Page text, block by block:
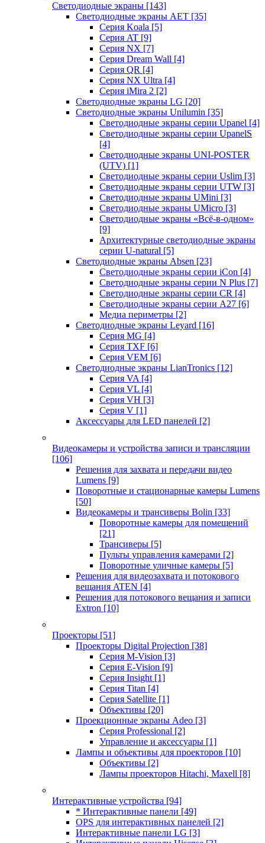
Светодиодные экраны [143]
Светодиодные экраны AET [35]
Cерия Koala [5]
Серия AT [9]
Серия NX [7]
Серия Dream Wall [4]
Серия QR [4]
Серия NX Ultra [4]
Серия iMira 2 [2]
Светодиодные экраны LG [20]
Светодиодные экраны Unilumin [35]
Светодиодные экраны серии Upanel [4]
Светодиодные экраны серии UpanelS
[4]
Светодиодные экраны UNI-POSTER
(UTV) [1]
Светодиодные экраны серии Uslim [3]
Светодиодные экраны серии UTW [3]
Светодиодные экраны UMini [3]
Светодиодные экраны UMicro [3]
Светодиодные экраны «Всё-в-одном»
[9]
Архитектурные светодиодные экраны
серии U-natural [5]
Светодиодные экраны Absen [23]
Светодиодные экраны серии iCon [4]
Светодиодные экраны серии N Plus [7]
Светодиодные экраны серии CR [4]
Светодиодные экраны серии А27 [6]
Медиа периметры [2]
Светодиодные экраны Leyard [16]
Серия MG [4]
Серия TXF [6]
Серия VEM [6]
Светодиодные экраны LianTronics [12]
Серия VA [4]
Серия VL [4]
Серия VH [3]
Серия V [1]
Аксессуары для LED панелей [2]
Видеокамеры и устройства записи и трансляции
[106]
Решения для захвата и передачи видео
Lumens [9]
Поворотные и стационарные камеры Lumens
[50]
Видеокамеры и трансиверы Bolin [33]
Поворотные камеры для помещений
[21]
Трансиверы [5]
Пульты управления камерами [2]
Поворотные уличные камеры [5]
Решения для видеозахвата и потокового
вещания ATEN [4]
Решения для потокового вещания и записи
Extron [10]
Проекторы [51]
Проекторы Digital Projection [38]
Серия M-Vision [3]
Серия E-Vision [9]
Серия Insight [1]
Серия Titan [4]
Серия Satellite [1]
Объективы [20]
Проекционные экраны Adeo [3]
Серия Professional [2]
Управление и аксессуары [1]
Лампы и объективы для проекторов [10]
Объективы [2]
Лампы проекторов Hitachi, Maxell [8]
Интерактивные устройства [94]
* Интерактивные панели [49]
OPS для интерактивных панелей [2]
Интерактивные панели LG [3]